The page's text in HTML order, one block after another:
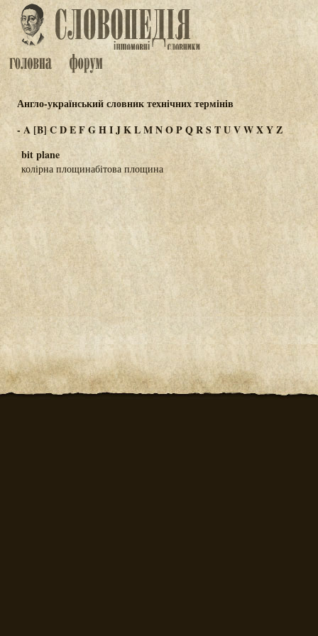
Англо-український словник технічних термінів
-A [B] CDEFGHIJKLMNOPQRSTUVWXYZ
bit plane
колірна площинабітова площина